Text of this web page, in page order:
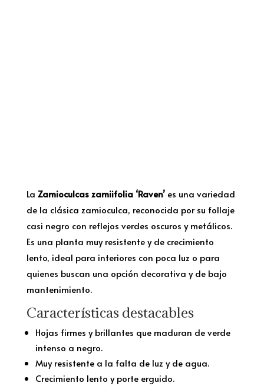
La Zamioculcas zamiifolia ‘Raven’es una variedad
de la clásica zamioculca, reconocida por su follaje
casi negro con reflejos verdes oscuros y metálicos.
Es una planta muy resistente y de crecimiento
lento, ideal para interiores con poca luz o para
quienes buscan una opción decorativa y de bajo
mantenimiento.
Características destacables
Hojas firmes y brillantes que maduran de verde
intenso a negro.
Muy resistente a la falta de luz y de agua.
Crecimiento lento y porte erguido.